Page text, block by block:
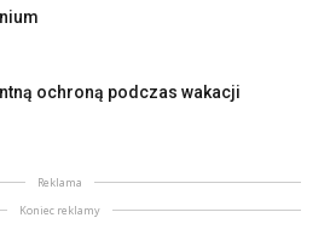
ochroną podczas wakacji
Reklama
Koniec reklamy